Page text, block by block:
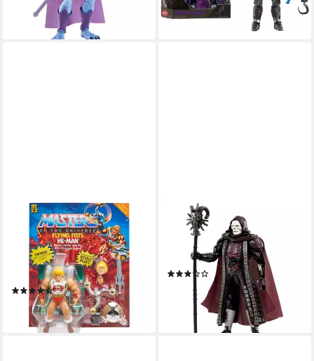
ab 12,99 €
lieferbar - in 2-3 Werktagen bei dir
-19%
lieferbar - in 1-2 Werktagen bei dir
MATTEL®
Actionfigur Masters of the
Universe Origins Deluxe
2022 Flying Fists He-Man 14
(3)
ab 22,95 €
lieferbar - in 2-3 Werktagen bei dir
MATTEL®
Actionfigur Masters of the
Universe Masterverse Deluxe
Movie Skeletor 18 cm
(2)
ab 49,99 €
lieferbar - in 2-3 Werktagen bei dir